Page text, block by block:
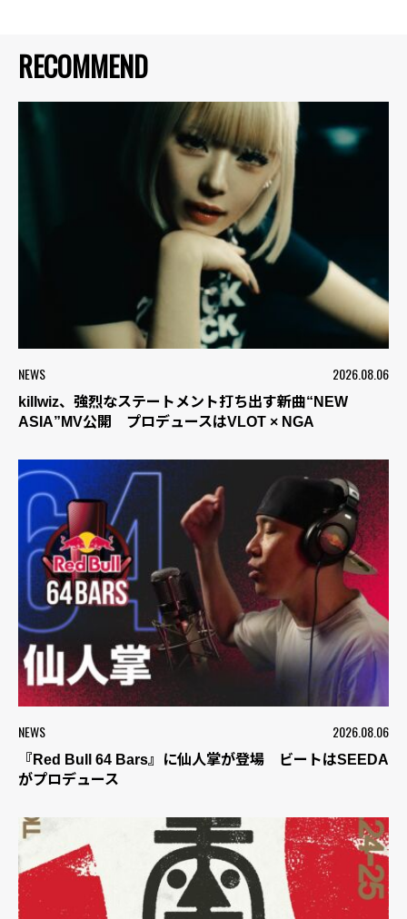
RECOMMEND
NEWS 2026.08.06
killwiz、強烈なステートメント打ち出す新曲“NEW
ASIA”MV公開 プロデュースはVLOT × NGA
NEWS 2026.08.06
『Red Bull 64 Bars』に仙人掌が登場 ビートはSEEDA
がプロデュース